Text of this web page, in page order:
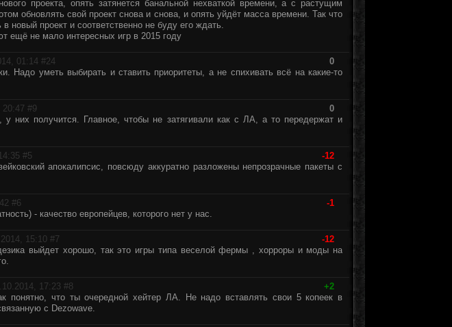
проекта, опять затянется банальной нехваткой времени, а с растущим
обновлять свой проект снова и снова, и опять уйдёт масса времени. Так что
новый проект и соответственно не буду его ждать.
ещё не мало интересных игр в 2015 году
01:14 #24
0
Надо уметь выбирать и ставить приоритеты, а не спихивать всё на какие-то
20:47 #9
0
у них получится. Главное, чтобы не затягивали как с ЛА, а то передержат и
#5
-12
апокалипсис, повсюду аккуратно разложены непрозрачные пакеты с
#6
-1
- качество европейцев, которого нет у нас.
15:10 #7
-12
выйдет хорошо, так это игры типа веселой фермы , хорроры и моды на
17:23 #8
+2
понятно, что ты очередной хейтер ЛА. Не надо вставлять свои 5 копеек в
с Dezowave.